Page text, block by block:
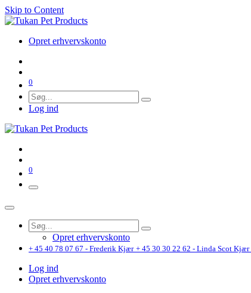
Skip to Content
Opret erhvervskonto
0
Log ind
0
Opret erhvervskonto
+ 45 40 78 07 67 - Frederik Kjær + 45 30 30 22 62 - Linda Scot Kjær
Log ind
Opret erhvervskonto